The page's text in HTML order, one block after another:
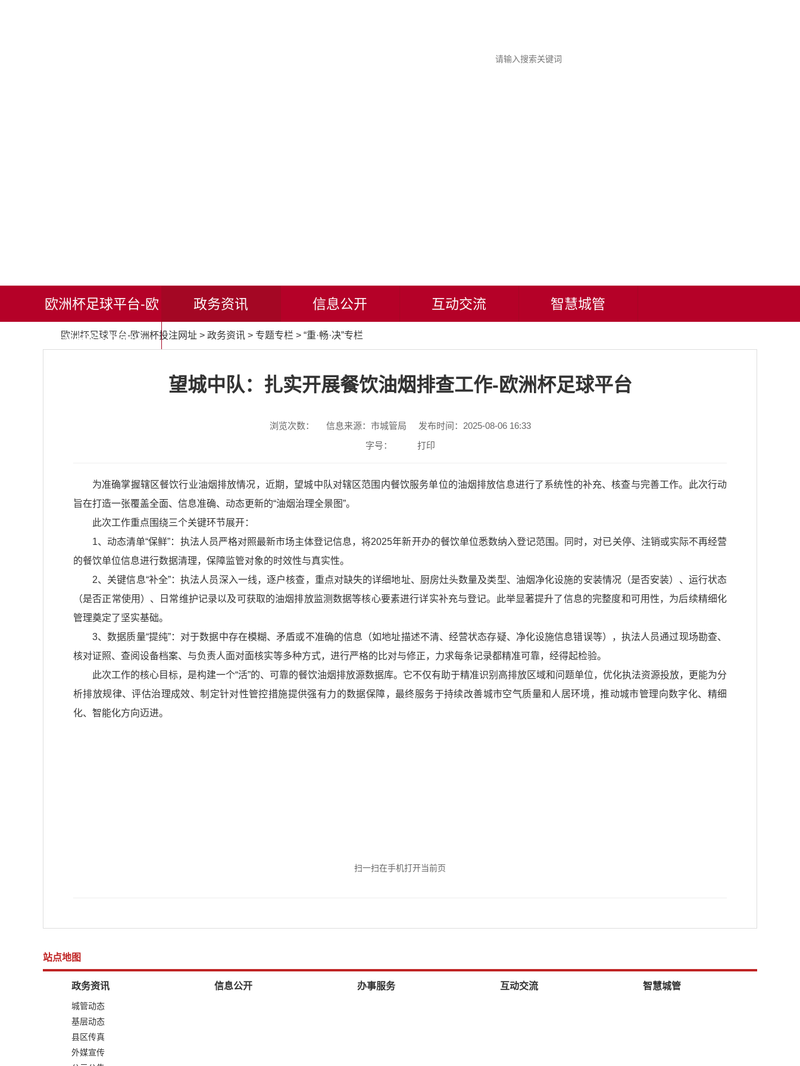
欧洲杯足球平台-欧
洲杯投注网址
政务资讯 信息公开 互动交流 智慧城管
欧洲杯足球平台-欧洲杯投注网址 > 政务资讯 > 专题专栏 > “重·畅·决”专栏
望城中队：扎实开展餐饮油烟排查工作-欧洲杯足球平台
浏览次数： 信息来源：市城管局
发布时间：2025-08-06 16:33
字号：
打印
为准确掌握辖区餐饮行业油烟排放情况，近期，望城中队对辖区范围内餐饮服务单位的油烟排放信息进行了系统性的补充、核查与完善工作。此次行动
旨在打造一张覆盖全面、信息准确、动态更新的“油烟治理全景图”。
此次工作重点围绕三个关键环节展开：
1、动态清单“保鲜”：执法人员严格对照最新市场主体登记信息，将2025年新开办的餐饮单位悉数纳入登记范围。同时，对已关停、注销或实际不再经营
的餐饮单位信息进行数据清理，保障监管对象的时效性与真实性。
2、关键信息“补全”：执法人员深入一线，逐户核查，重点对缺失的详细地址、厨房灶头数量及类型、油烟净化设施的安装情况（是否安装）、运行状态
（是否正常使用）、日常维护记录以及可获取的油烟排放监测数据等核心要素进行详实补充与登记。此举显著提升了信息的完整度和可用性，为后续精细化
管理奠定了坚实基础。
3、数据质量“提纯”：对于数据中存在模糊、矛盾或不准确的信息（如地址描述不清、经营状态存疑、净化设施信息错误等），执法人员通过现场勘查、
核对证照、查阅设备档案、与负责人面对面核实等多种方式，进行严格的比对与修正，力求每条记录都精准可靠，经得起检验。
此次工作的核心目标，是构建一个“活”的、可靠的餐饮油烟排放源数据库。它不仅有助于精准识别高排放区域和问题单位，优化执法资源投放，更能为分
析排放规律、评估治理成效、制定针对性管控措施提供强有力的数据保障，最终服务于持续改善城市空气质量和人居环境，推动城市管理向数字化、精细
化、智能化方向迈进。
扫一扫在手机打开当前页
站点地图
政务资讯
城管动态
基层动态
县区传真
外媒宣传
信息公开 办事服务 互动交流 智慧城管